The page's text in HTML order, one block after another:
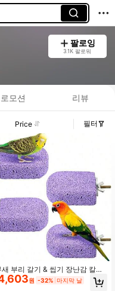
팔로잉
3.1K 팔로워
모션 리뷰
Price 필터
부리 갈기 & 씹기 장난감 칼슘
새 스탠딩 플랫폼 케이지 액세서
사랑새, 칵카티엘, 선코뉴어, 사랑
원 -32% 마지막 날